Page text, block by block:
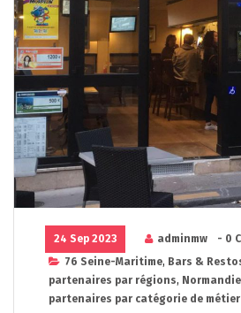
24 Sep 2023 adminmw
- 0
76 Seine-Maritime, Bars &
partenaires par régions, Normandie
partenaires par catégorie de métier